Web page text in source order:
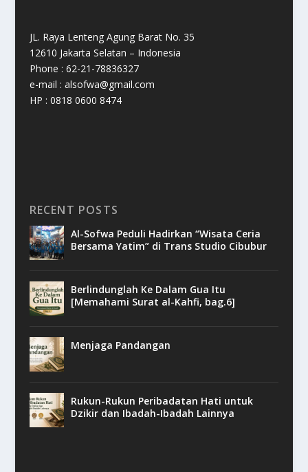
JL. Raya Lenteng Agung Barat No. 35
12610 Jakarta Selatan – Indonesia
Phone : 62-21-78836327
e-mail : alsofwa@gmail.com
HP : 0818 0600 8474
RECENT POSTS
Al-Sofwa Peduli Hadirkan “Wisata Ceria
Bersama Yatim” di Trans Studio Cibubur
Berlindunglah Ke Dalam Gua Itu
[Memahami Surat al-Kahfi, bag.6]
Menjaga Pandangan
Rukun-Rukun Peribadatan Hati untuk
Dzikir dan Ibadah-Ibadah Lainnya